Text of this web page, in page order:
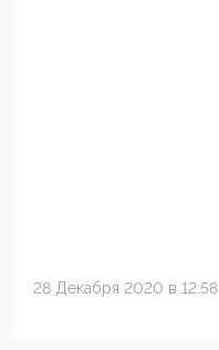
28 Декабря 2020 в 12:58